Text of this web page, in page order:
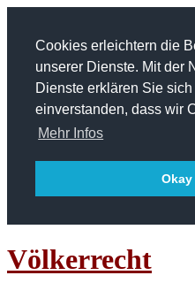
Cookies erleichtern die
unserer Dienste. Mit der
Dienste erklären Sie
einverstanden, dass wir
Mehr Infos
Okay
Völkerrecht